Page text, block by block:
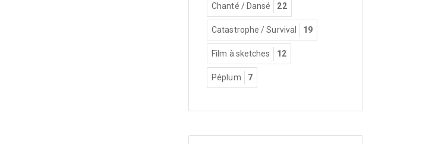
Chanté / Dansé 22
Catastrophe / Survival 19
Film à sketches 12
Péplum 7